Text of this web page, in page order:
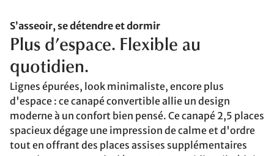
S’asseoir, se détendre et dormir
Plus d’espace. Flexible au
quotidien.
Lignes épurées, look minimaliste, encore plus
d'espace : ce canapé convertible allie un design
moderne à un confort bien pensé. Ce canapé 2,5 places
spacieux dégage une impression de calme et d'ordre
tout en offrant des places assises supplémentaires